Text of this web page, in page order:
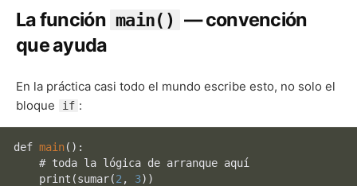
La función main() — convención
que ayuda
En la práctica casi todo el mundo escribe esto, no solo el
bloque
if :
def main():
    # toda la lógica de arranque aquí
print (sumar(2 , 3))